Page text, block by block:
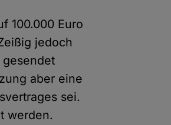
100.000 Euro
jedoch
aber eine
sei.
werden.